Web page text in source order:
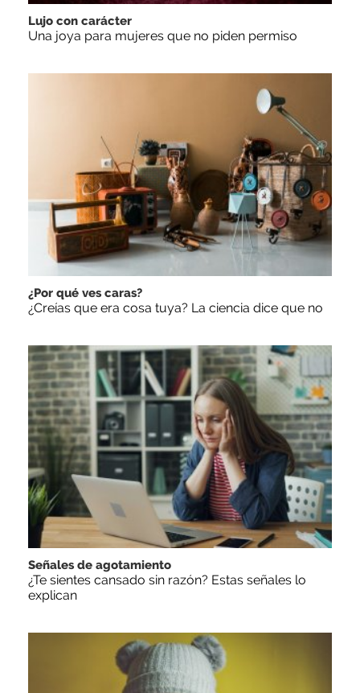
Lujo con carácter
Una joya para mujeres que no piden permiso
¿Por qué ves caras?
¿Creías que era cosa tuya? La ciencia dice que no
Señales de agotamiento
¿Te sientes cansado sin razón? Estas señales lo
explican